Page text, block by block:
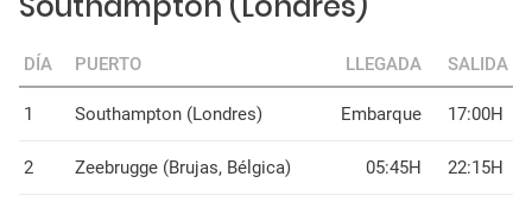
DÍA PUERTO LLEGADA SALIDA
1 Southampton (Londres) Embarque 17:00H
2 Zeebrugge (Brujas, Bélgica) 05:45H 22:15H